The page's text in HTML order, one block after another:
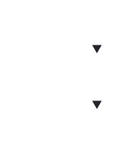
▼
▼